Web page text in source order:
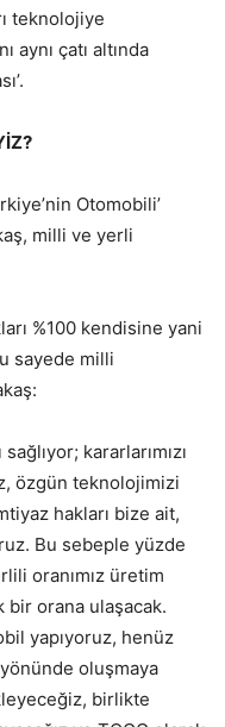
teknolojiye
aynı çatı altında
Otomobili’
milli ve yerli
%100 kendisine yani
sayede milli
kararlarımızı
özgün teknolojimizi
hakları bize ait,
Bu sebeple yüzde
oranımız üretim
bir orana ulaşacak.
yapıyoruz, henüz
oluşmaya
birlikte